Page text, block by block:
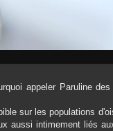
appeler Paruline
sur les populations
aussi intimement liés